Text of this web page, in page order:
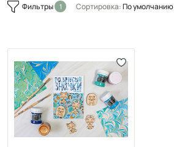
Фильтры Сортировка:По умолчанию